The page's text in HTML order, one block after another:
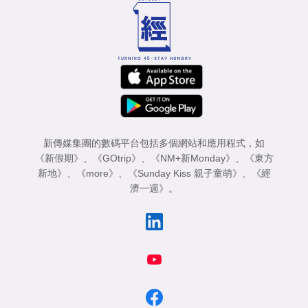
新傳媒集團的數碼平台包括多個網站和應用程式，如
《新假期》 、 《GOtrip》 、 《NM+新Monday》 、
《東方
新地》 、 《more》 、 《Sunday Kiss 親子童萌》 、
《經
濟一週》 。